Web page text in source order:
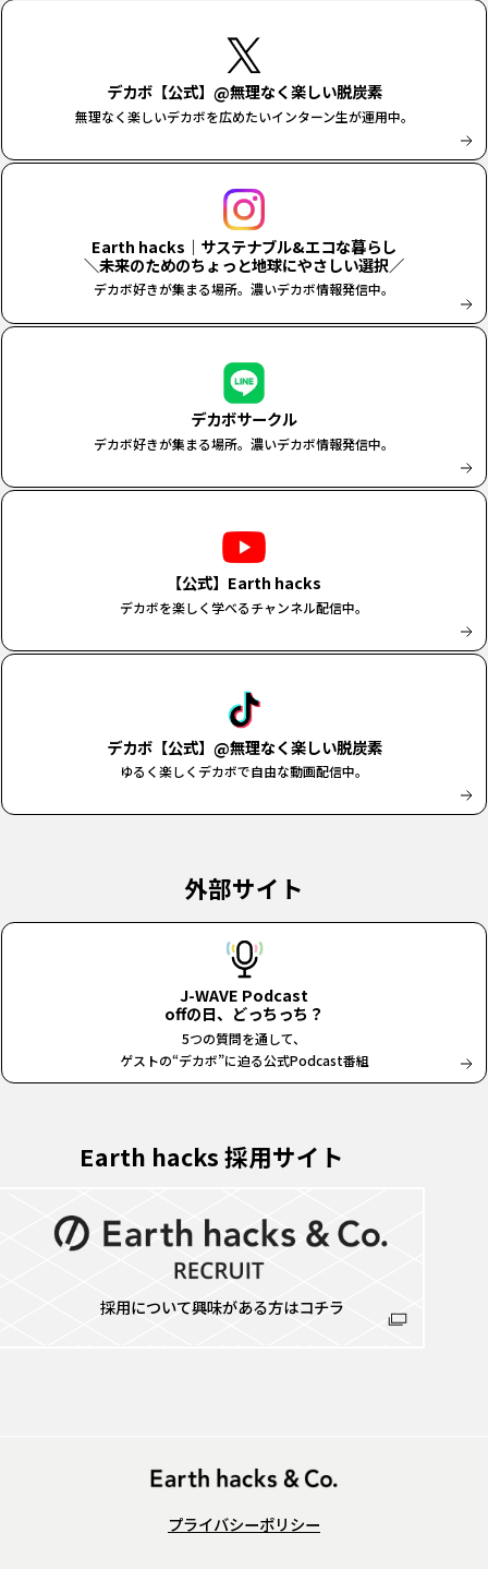
デカボ【公式】@無理なく楽しい脱炭素
無理なく楽しいデカボを広めたいインターン生が運用中。
Earth hacks｜サステナブル&エコな暮らし
＼未来のためのちょっと地球にやさしい選択／
デカボ好きが集まる場所。濃いデカボ情報発信中。
デカボサークル
デカボ好きが集まる場所。濃いデカボ情報発信中。
【公式】Earth hacks
デカボを楽しく学べるチャンネル配信中。
デカボ【公式】@無理なく楽しい脱炭素
ゆるく楽しくデカボで自由な動画配信中。
外部サイト
J-WAVE Podcast
offの日、どっちっち？
5つの質問を通して、
ゲストの“デカボ”に迫る公式Podcast番組
Earth hacks 採用サイト
採用について興味がある方はコチラ
プライバシーポリシー